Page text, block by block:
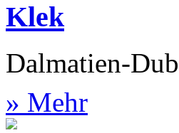
Klek
Dalmatien-
» Mehr